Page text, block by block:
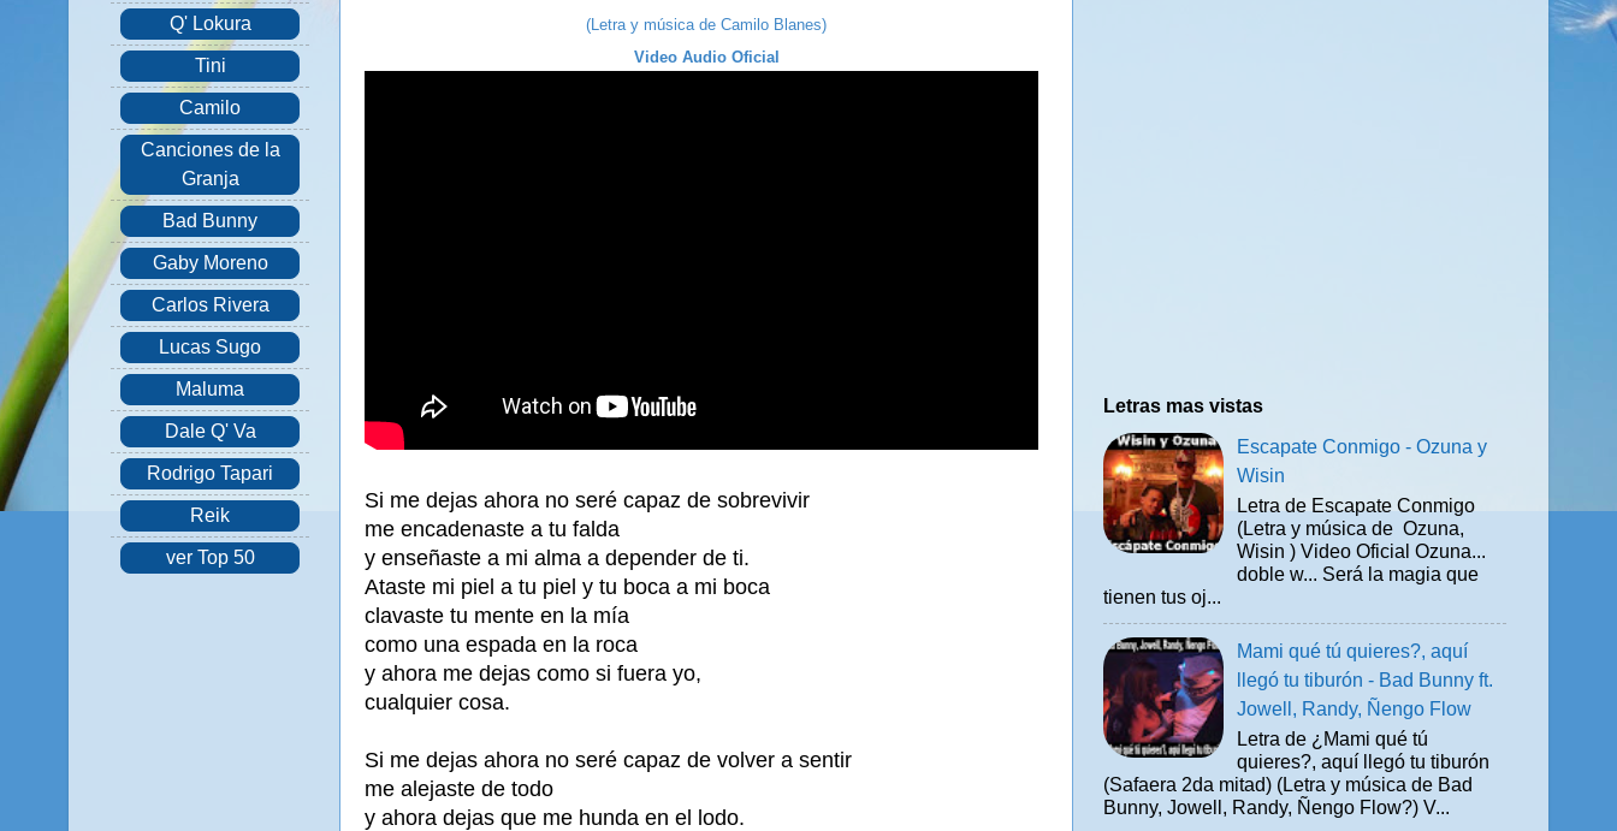
(Letra y música de Camilo Blanes)
Video Audio Oficial
Si me dejas ahora no seré capaz de sobrevivir
me encadenaste a tu falda
y enseñaste a mi alma a depender de ti.
Ataste mi piel a tu piel y tu boca a mi boca
clavaste tu mente en la mía
como una espada en la roca
y ahora me dejas como si fuera yo,
cualquier cosa.
Si me dejas ahora no seré capaz de volver a sentir
me alejaste de todo
y ahora dejas que me hunda en el lodo.
Q' Lokura
Tini
Camilo
Canciones de la
Granja
Bad Bunny
Gaby Moreno
Carlos Rivera
Lucas Sugo
Maluma
Dale Q' Va
Rodrigo Tapari
Reik
ver Top 50
Letras mas vistas
Escapate Conmigo - Ozuna y
Wisin
Letra de Escapate Conmigo
(Letra y música de Ozuna,
Wisin ) Video Oficial Ozuna...
doble w... Será la magia que
tienen tus oj...
Mami qué tú quieres?, aquí
llegó tu tiburón - Bad Bunny ft.
Jowell, Randy, Ñengo Flow
Letra de ¿Mami qué tú
quieres?, aquí llegó tu tiburón
(Safaera 2da mitad) (Letra y música de Bad
Bunny, Jowell, Randy, Ñengo Flow?) V...